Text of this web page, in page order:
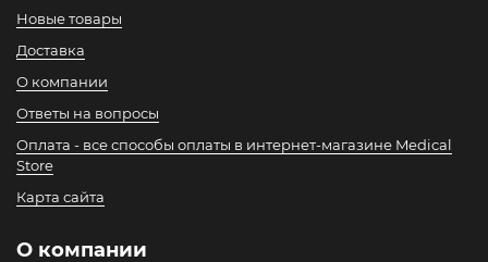
Новые товары
Доставка
О компании
Ответы на вопросы
Оплата - все способы оплаты в интернет-магазине Medical
Store
Карта сайта
О компании